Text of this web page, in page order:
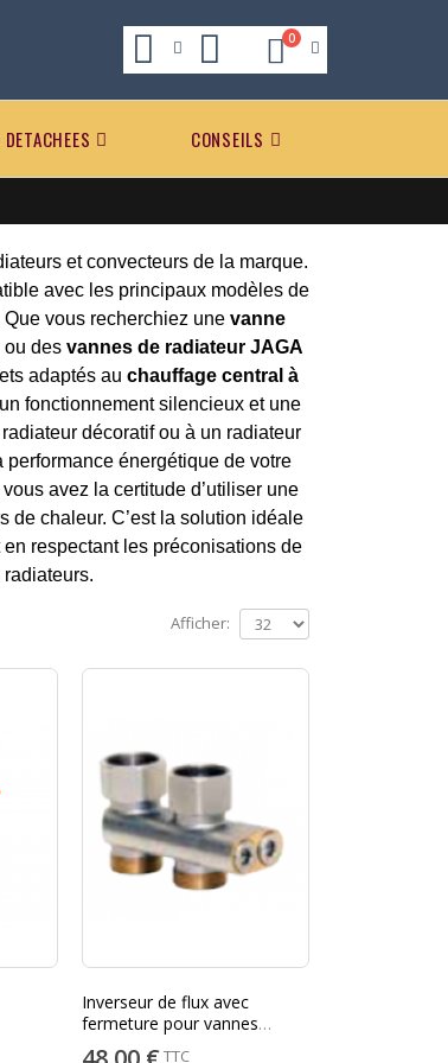
0
CONSEILS
et convecteurs de la marque.
avec les principaux modèles de
vous recherchiez une vanne
ou des vannes de radiateur JAGA
adaptés au chauffage central à
fonctionnement silencieux et une
décoratif ou à un radiateur
énergétique de votre
avez la certitude d’utiliser une
de chaleur. C’est la solution idéale
respectant les préconisations de
Afficher:
Inverseur de flux avec
fermeture pour vannes
JAGA PRO
TTC